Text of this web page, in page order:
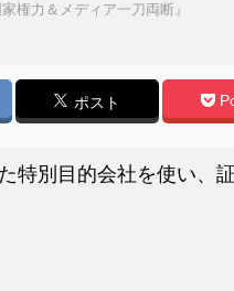
権力＆メディア一刀両断』
ポスト
特別目的会社を使い、